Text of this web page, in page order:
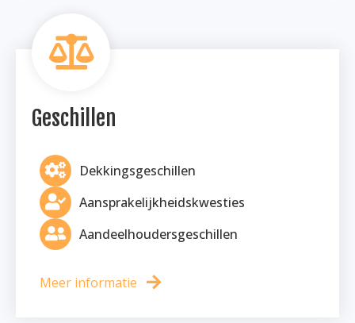
Geschillen
Dekkingsgeschillen
Aansprakelijkheidskwesties
Aandeelhoudersgeschillen
Meer informatie